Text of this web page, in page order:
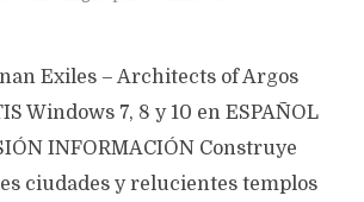
Exiles – Architects of Argos
Windows 7, 8 y 10 en ESPAÑOL
INFORMACIÓN Construye
ciudades y relucientes templos